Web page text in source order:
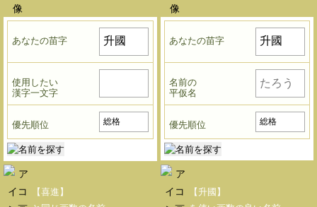
あなたの苗字
使用したい
漢字一文字
優先順位
あなたの苗字
名前の
平仮名
優先順位
【喜進】
【升國】